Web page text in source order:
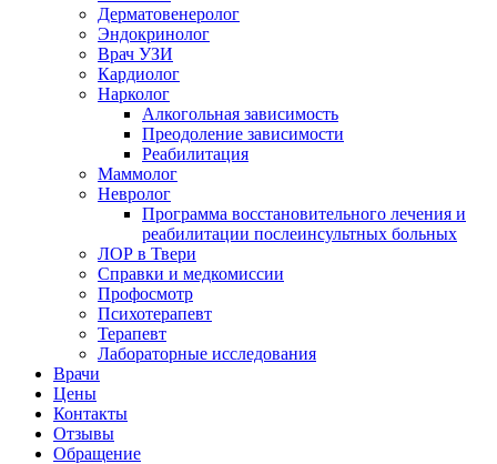
Дерматовенеролог
Эндокринолог
Врач УЗИ
Кардиолог
Нарколог
Алкогольная зависимость
Преодоление зависимости
Реабилитация
Маммолог
Невролог
Программа восстановительного лечения и
реабилитации послеинсультных больных
ЛОР в Твери
Справки и медкомиссии
Профосмотр
Психотерапевт
Терапевт
Лабораторные исследования
Врачи
Цены
Контакты
Отзывы
Обращение